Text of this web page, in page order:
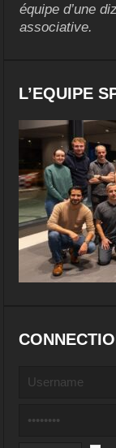
équipe d’une
associative.
L’EQUIPE